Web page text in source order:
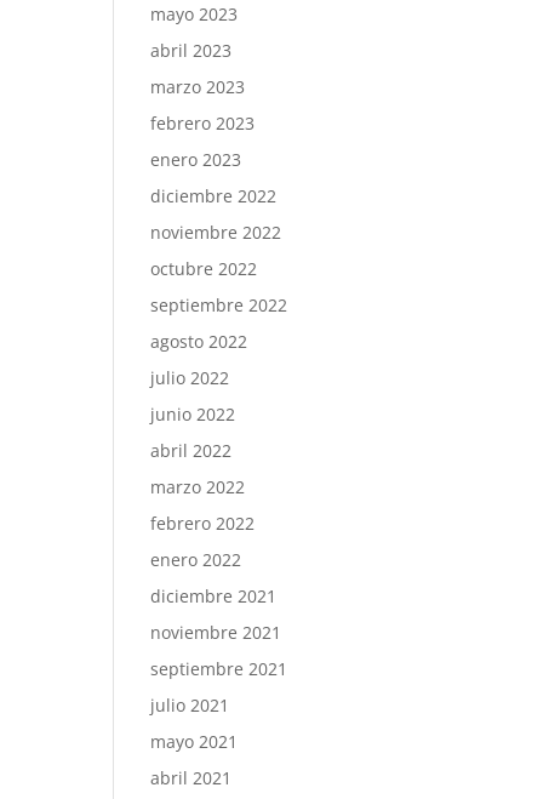
mayo 2023
abril 2023
marzo 2023
febrero 2023
enero 2023
diciembre 2022
noviembre 2022
octubre 2022
septiembre 2022
agosto 2022
julio 2022
junio 2022
abril 2022
marzo 2022
febrero 2022
enero 2022
diciembre 2021
noviembre 2021
septiembre 2021
julio 2021
mayo 2021
abril 2021